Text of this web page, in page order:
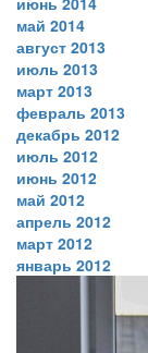
май 2014
август 2013
июль 2013
март 2013
февраль 2013
декабрь 2012
июль 2012
июнь 2012
май 2012
апрель 2012
март 2012
январь 2012